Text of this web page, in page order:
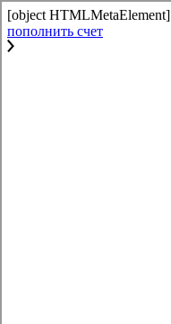
[object HTMLMetaElement]
пополнить счет